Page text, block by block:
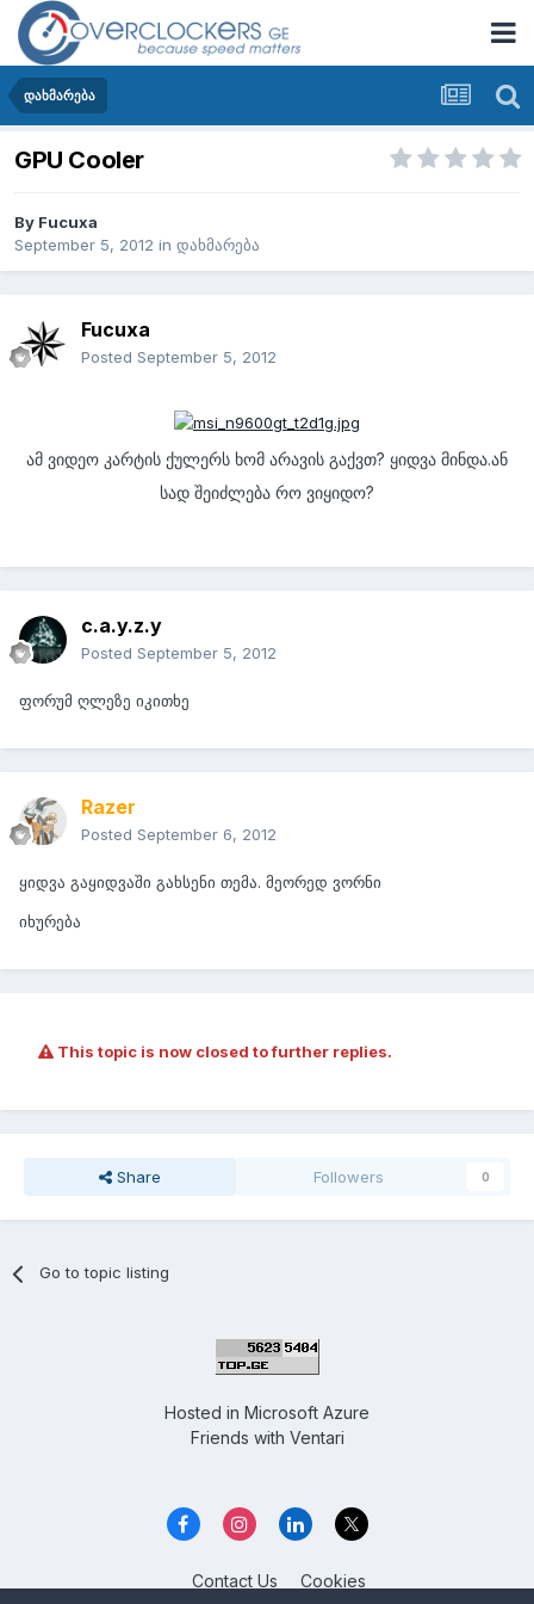
დახმარება
GPU Cooler
By Fucuxa
September 5, 2012 in დახმარება
Fucuxa
Posted September 5, 2012
ამ ვიდეო კარტის ქულერს ხომ არავის გაქვთ? ყიდვა მინდა.ან
სად შეიძლება რო ვიყიდო?
c.a.y.z.y
Posted September 5, 2012
ფორუმ ღლეზე იკითხე
Razer
Posted September 6, 2012
ყიდვა გაყიდვაში გახსენი თემა. მეორედ ვორნი
იხურება
This topic is now closed to further replies.
Share Followers 0
Go to topic listing
Hosted in Microsoft Azure
Friends with Ventari
Contact Us Cookies